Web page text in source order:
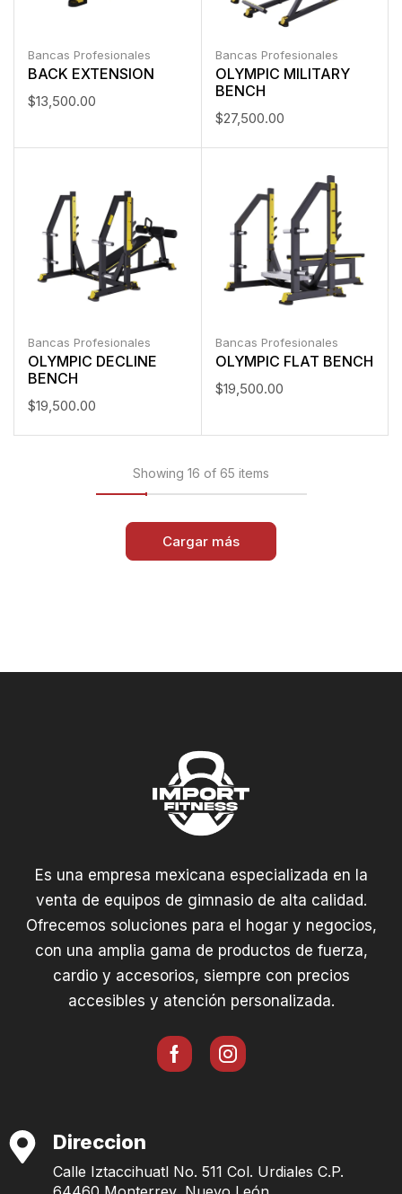
Bancas Profesionales
BACK EXTENSION
$13,500.00
Bancas Profesionales
OLYMPIC MILITARY
BENCH
$27,500.00
Bancas Profesionales
OLYMPIC DECLINE
BENCH
$19,500.00
Bancas Profesionales
OLYMPIC FLAT BENCH
$19,500.00
Showing 16 of 65 items
Cargar más
Es una empresa mexicana especializada en la
venta de equipos de gimnasio de alta calidad.
Ofrecemos soluciones para el hogar y negocios,
con una amplia gama de productos de fuerza,
cardio y accesorios, siempre con precios
accesibles y atención personalizada.
Direccion
Calle Iztaccihuatl No. 511 Col. Urdiales C.P.